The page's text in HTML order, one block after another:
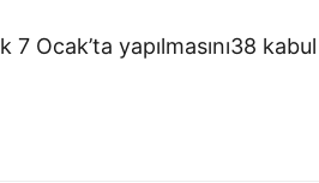
Ocak’ta yapılmasını38